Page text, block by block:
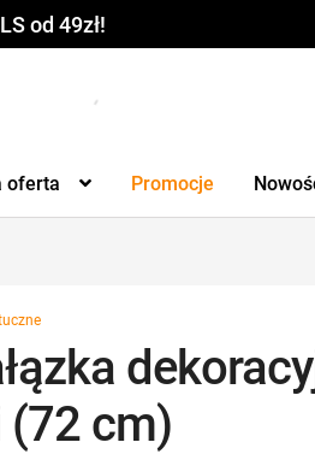
od 49zł!
oferta Promocje
(72 cm)